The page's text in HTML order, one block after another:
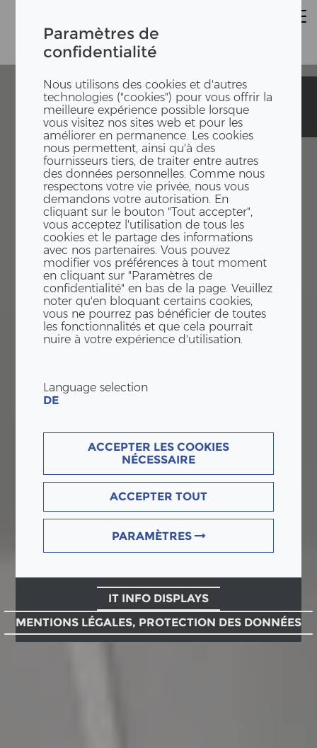
Paramètres de
confidentialité
Nous utilisons des cookies et d'autres
technologies ("cookies") pour vous offrir la
meilleure expérience possible lorsque
vous visitez nos sites web et pour les
améliorer en permanence. Les cookies
nous permettent, ainsi qu'à des
fournisseurs tiers, de traiter entre autres
des données personnelles. Comme nous
respectons votre vie privée, nous vous
demandons votre autorisation. En
cliquant sur le bouton "Tout accepter",
vous acceptez l'utilisation de tous les
cookies et le partage des informations
avec nos partenaires. Vous pouvez
modifier vos préférences à tout moment
en cliquant sur "Paramètres de
confidentialité" en bas de la page. Veuillez
noter qu'en bloquant certains cookies,
vous ne pourrez pas bénéficier de toutes
les fonctionnalités et que cela pourrait
nuire à votre expérience d'utilisation.
Language selection
DE
ACCEPTER LES COOKIES
NÉCESSAIRE
ACCEPTER TOUT
PARAMÈTRES
IT INFO DISPLAYS
MENTIONS LÉGALES, PROTECTION DES DONNÉES
École
provisoire
Zelgli
École
provisoire
Zelgli